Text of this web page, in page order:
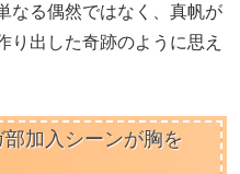
なる偶然ではなく、真帆が
り出した奇跡のように思え
加入シーンが胸を